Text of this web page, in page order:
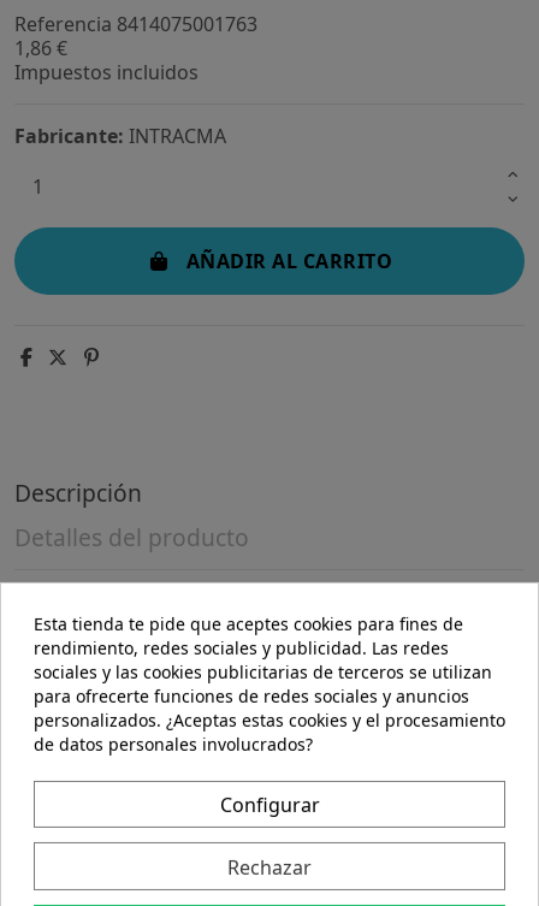
Referencia 8414075001763
1,86 €
Impuestos incluidos
Fabricante: INTRACMA
AÑADIR AL CARRITO
Descripción
Detalles del producto
Composición:
Salvado de avena 100%
Indicaciones:
Cereal muy rico en fibra.
Añadir diariamente 2-3 cucharadas sobre cualquier
alimento. Conservar en lugar fresco y seco.
Esta tienda te pide que aceptes cookies para fines de
rendimiento, redes sociales y publicidad. Las redes
sociales y las cookies publicitarias de terceros se utilizan
para ofrecerte funciones de redes sociales y anuncios
personalizados. ¿Aceptas estas cookies y el procesamiento
de datos personales involucrados?
Configurar
Rechazar